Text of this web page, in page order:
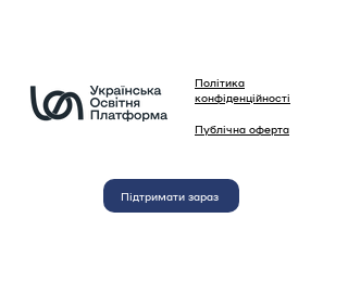
Політика
конфіденційності
Публічна оферта
Підтримати зараз